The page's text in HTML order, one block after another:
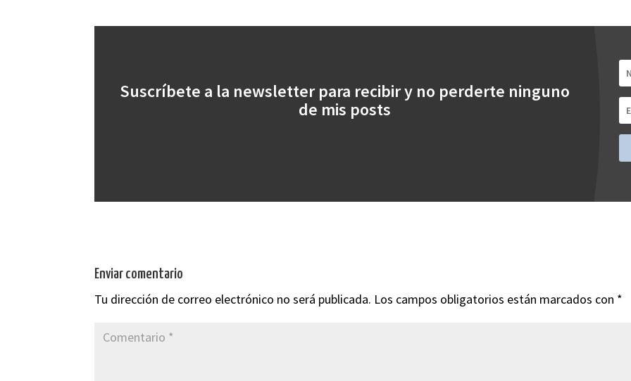
Suscríbete a la newsletter para recibir y no perderte ninguno
de mis posts
Enviar comentario
Tu dirección de correo electrónico no será publicada. Los campos obligatorios están marcados con *